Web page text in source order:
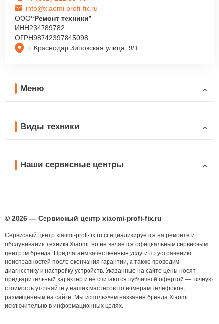
г. Краснодар Зиповская улица, 9/1
info@xiaomi-profi-fix.ru
ООО“Ремонт техники”
ИНН234789782
ОГРН98742397845098
Меню
Виды техники
Наши сервисные центры
© 2026 — Сервисный центр xiaomi-profi-fix.ru
Сервисный центр xiaomi-profi-fix.ru специализируется на ремонте и
обслуживании техники Xiaomi, но не является официальным сервисным
центром бренда. Предлагаем качественные услуги по устранению
неисправностей после окончания гарантии, а также проводим
диагностику и настройку устройств. Указанные на сайте цены носят
предварительный характер и не считаются публичной офертой — точную
стоимость уточняйте у наших мастеров по номерам телефонов,
размещённым на сайте. Мы используем название бренда Xiaomi
исключительно в информационных целях.